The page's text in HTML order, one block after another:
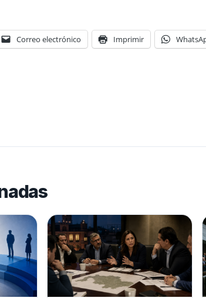
Correo electrónico Imprimir